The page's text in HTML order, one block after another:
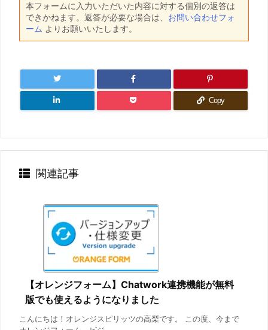
本フォームに入力いただいた内容に対する個別の返答は
できかねます。返答が必要な場合は、 お問い合わせフォ
ーム よりお願いいたします。
Copy
関連記事
【オレンジフォーム】Chatwork連携機能が無料
版でも使えるようになりました
こんにちは！オレンジスピリッツの高梨です。 この度、今まで